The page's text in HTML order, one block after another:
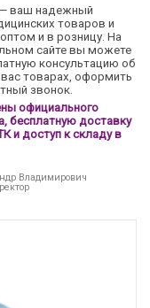
ваш надежный
товаров и
и в розницу. На
сайте вы можете
консультацию об
товарах, оформить
звонок.
официального
бесплатную доставку
и доступ к складу в
Владимирович